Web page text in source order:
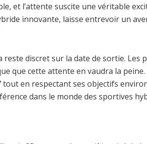
et l’attente suscite une véritable
innovante, laisse entrevoir un
discret sur la date de sortie. Les
que cette attente en vaudra la
tout en respectant ses objectifs
dans le monde des sportives